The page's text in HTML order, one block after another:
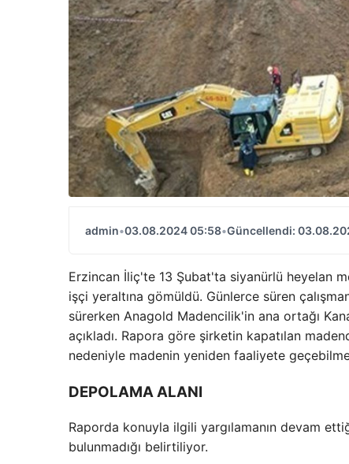
admin•03.08.2024 05:58•Güncellendi:
Erzincan İliç'te 13 Şubat'ta siyanürlü heyelan
işçi yeraltına gömüldü. Günlerce süren
sürerken Anagold Madencilik'in ana ortağı
açıkladı. Rapora göre şirketin kapatılan
nedeniyle madenin yeniden faaliyete
DEPOLAMA ALANI
Raporda konuyla ilgili yargılamanın devam
bulunmadığı belirtiliyor.